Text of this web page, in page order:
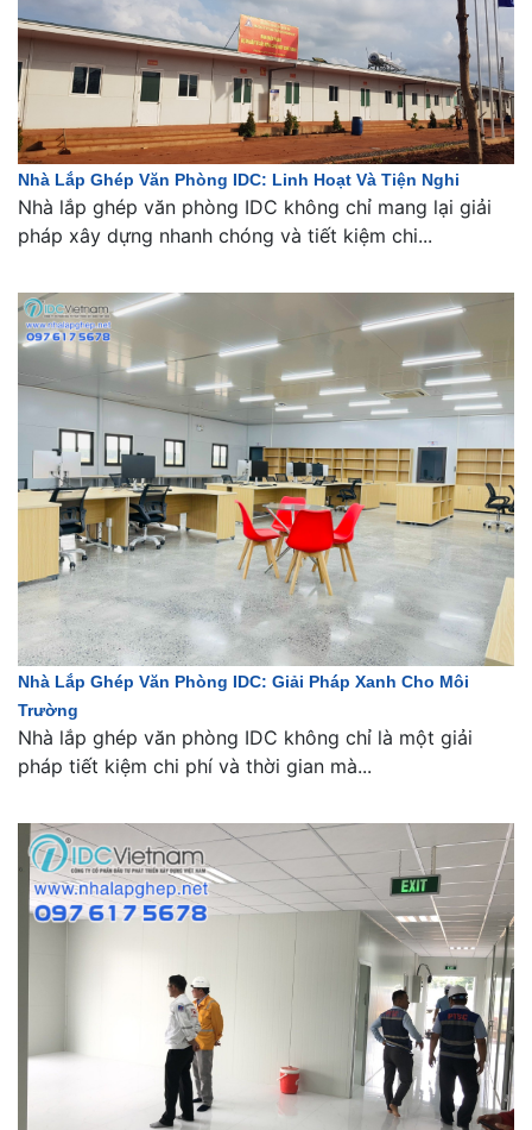
Nhà Lắp Ghép Văn Phòng IDC: Linh Hoạt Và Tiện Nghi
Nhà lắp ghép văn phòng IDC không chỉ mang lại giải
pháp xây dựng nhanh chóng và tiết kiệm chi...
Nhà Lắp Ghép Văn Phòng IDC: Giải Pháp Xanh Cho Môi
Trường
Nhà lắp ghép văn phòng IDC không chỉ là một giải
pháp tiết kiệm chi phí và thời gian mà...